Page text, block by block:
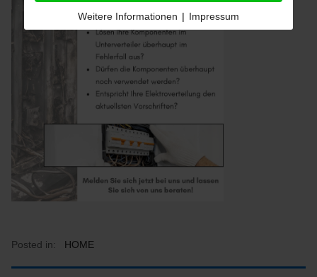
Posted in: HOME
Weitere Informationen | Impressum